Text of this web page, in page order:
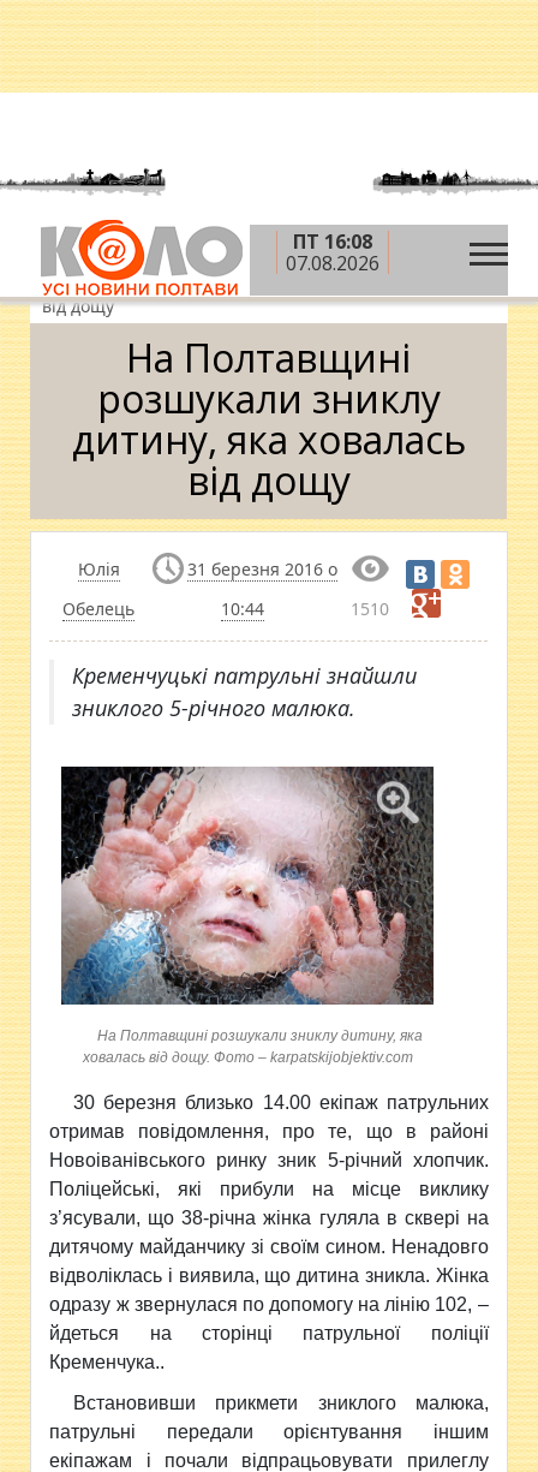
ПТ 16:08
07.08.2026
Головна » Новини » Надзвичайні події
На
Полтавщині розшукали зниклу дитину, яка ховалась
від дощу
На Полтавщині
розшукали зниклу
дитину, яка ховалась
від дощу
Юлія
Обелець
31 березня 2016 о
10:44
1510
Кременчуцькі патрульні знайшли
зниклого 5-річного малюка.
На Полтавщині розшукали зниклу дитину, яка
ховалась від дощу. Фото – karpatskijobjektiv.com
30 березня близько 14.00 екіпаж патрульних
отримав повідомлення, про те, що в районі
Новоіванівського ринку зник 5-річний хлопчик.
Поліцейські, які прибули на місце виклику
з’ясували, що 38-річна жінка гуляла в сквері на
дитячому майданчику зі своїм сином. Ненадовго
відволіклась і виявила, що дитина зникла. Жінка
одразу ж звернулася по допомогу на лінію 102, –
йдеться на сторінці патрульної поліції
Кременчука..
Встановивши прикмети зниклого малюка,
патрульні передали орієнтування іншим
екіпажам і почали відпрацьовувати прилеглу